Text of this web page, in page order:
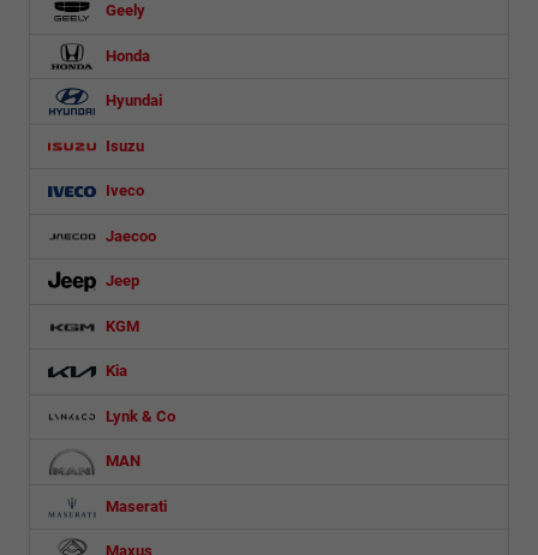
Geely
Honda
Hyundai
Isuzu
Iveco
Jaecoo
Jeep
KGM
Kia
Lynk & Co
MAN
Maserati
Maxus